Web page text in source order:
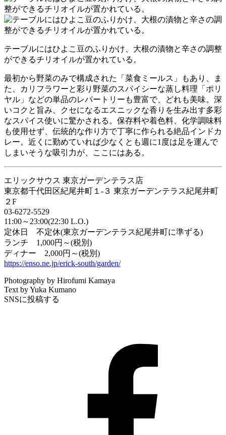
テーブルにはひよこ豆のふりかけ、大根の漬物と辛さの調整
ができるチリオイルが置かれている。
最初から野菜のみで構成された「菜食ミールス」もあり、ま
た、カリフラワーと彩り野菜のスパイシーな蒸し料理「ポリ
ヤル」などの単品のレパートリーも豊富で、どれも美味。深
いコクと旨み、クセになるエスニックな香りを生み出す多彩
なスパイス使いに驚かされる。保存料や着色料、化学調味料
も使用せず、伝統的な作り方で丁寧に作られる絶品インドカ
レー。近くに勤めていれば少なくとも週に1度は足を運んで
しまいそうな吸引力が、ここにはある。
エリックサウス 東京ガーデンテラス店
東京都千代田区紀尾井町１-３ 東京ガーデンテラス紀尾井町
２F
03-6272-5529
11:00～23:00(22:30 L.O.)
定休日 不定休(東京ガーデンテラス紀尾井町に準ずる)
ランチ 1,000円～(税別)
ディナー 2,000円～(税別)
https://enso.ne.jp/erick-south/garden/
Photography by Hirofumi Kamaya
Text by Yuka Kumano
SNSに投稿する